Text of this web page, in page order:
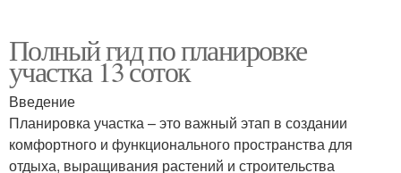
Полный гид по планировке
участка 13 соток
Введение
Планировка участка – это важный этап в создании
комфортного и функционального пространства для
отдыха, выращивания растений и строительства